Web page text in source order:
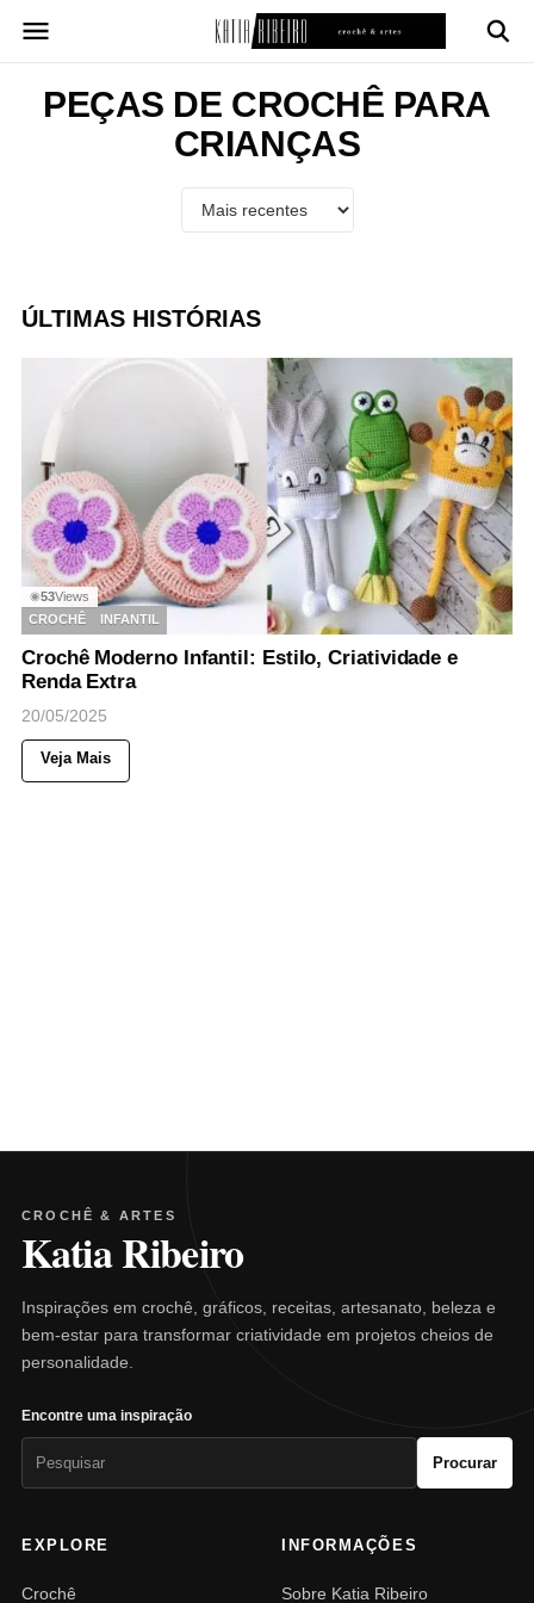
para
conteúdoPEÇAS DE CROCHÊ PARA
CRIANÇAS
ÚLTIMAS HISTÓRIAS
◉53Views
CROCHÊ
INFANTIL
Crochê Moderno Infantil: Estilo, Criatividade e
Renda Extra
20/05/2025
Veja Mais
CROCHÊ & ARTES
Katia Ribeiro
Inspirações em crochê, gráficos, receitas, artesanato, beleza e
bem-estar para transformar criatividade em projetos cheios de
personalidade.
Encontre uma inspiração
Procurar
EXPLORE
Crochê
INFORMAÇÕES
Sobre Katia Ribeiro